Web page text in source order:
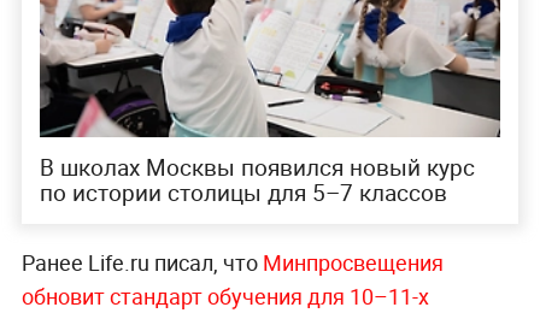
В школах Москвы появился новый курс
по истории столицы для 5–7 классов
Ранее Life.ru писал, что Минпросвещения
обновит стандарт обучения для 10–11-х